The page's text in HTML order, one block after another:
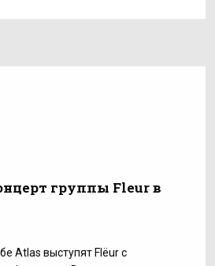
группы Fleur в
Atlas выступят Flёur с